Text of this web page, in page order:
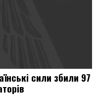
сили збили 97